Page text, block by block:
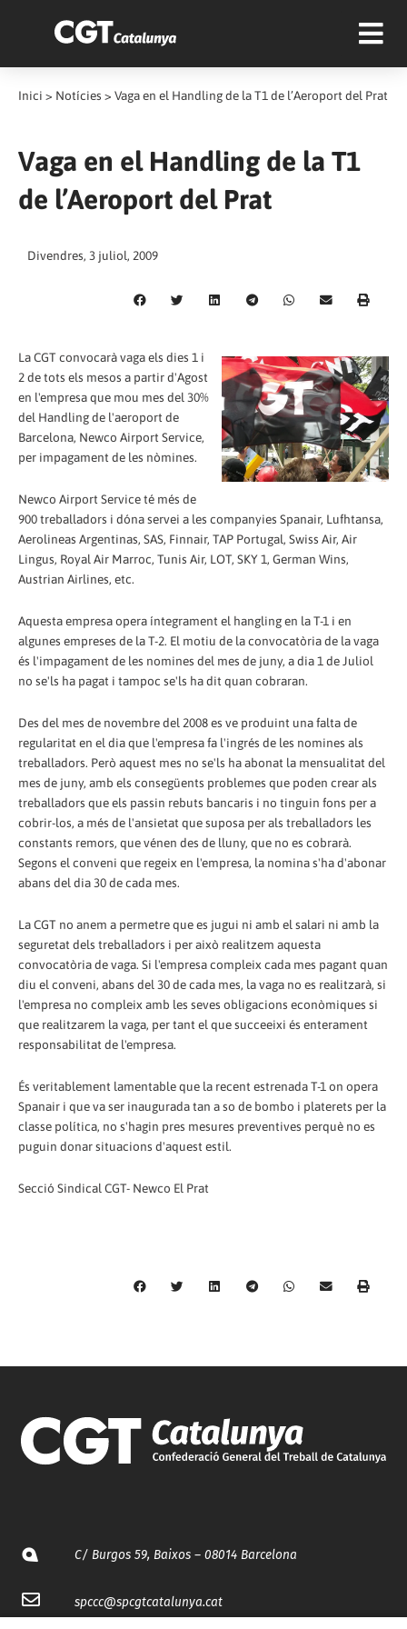
Inici > Notícies > Vaga en el Handling de la T1 de l’Aeroport del Prat
Vaga en el Handling de la T1
de l’Aeroport del Prat
Divendres, 3 juliol, 2009
La CGT convocarà vaga els dies 1 i
2 de tots els mesos a partir d'Agost
en l'empresa que mou mes del 30%
del Handling de l'aeroport de
Barcelona, Newco Airport Service,
per impagament de les nòmines.
Newco Airport Service té més de
900 treballadors i dóna servei a les companyies Spanair, Lufhtansa,
Aerolineas Argentinas, SAS, Finnair, TAP Portugal, Swiss Air, Air
Lingus, Royal Air Marroc, Tunis Air, LOT, SKY 1, German Wins,
Austrian Airlines, etc.
Aquesta empresa opera íntegrament el hangling en la T-1 i en
algunes empreses de la T-2. El motiu de la convocatòria de la vaga
és l'impagament de les nomines del mes de juny, a dia 1 de Juliol
no se'ls ha pagat i tampoc se'ls ha dit quan cobraran.
Des del mes de novembre del 2008 es ve produint una falta de
regularitat en el dia que l'empresa fa l'ingrés de les nomines als
treballadors. Però aquest mes no se'ls ha abonat la mensualitat del
mes de juny, amb els consegüents problemes que poden crear als
treballadors que els passin rebuts bancaris i no tinguin fons per a
cobrir-los, a més de l'ansietat que suposa per als treballadors les
constants remors, que vénen des de lluny, que no es cobrarà.
Segons el conveni que regeix en l'empresa, la nomina s'ha d'abonar
abans del dia 30 de cada mes.
La CGT no anem a permetre que es jugui ni amb el salari ni amb la
seguretat dels treballadors i per això realitzem aquesta
convocatòria de vaga. Si l'empresa compleix cada mes pagant quan
diu el conveni, abans del 30 de cada mes, la vaga no es realitzarà, si
l'empresa no compleix amb les seves obligacions econòmiques si
que realitzarem la vaga, per tant el que succeeixi és enterament
responsabilitat de l'empresa.
És veritablement lamentable que la recent estrenada T-1 on opera
Spanair i que va ser inaugurada tan a so de bombo i platerets per la
classe política, no s'hagin pres mesures preventives perquè no es
puguin donar situacions d'aquest estil.
Secció Sindical CGT- Newco El Prat
C/ Burgos 59, Baixos – 08014 Barcelona
spccc@spcgtcatalunya.cat